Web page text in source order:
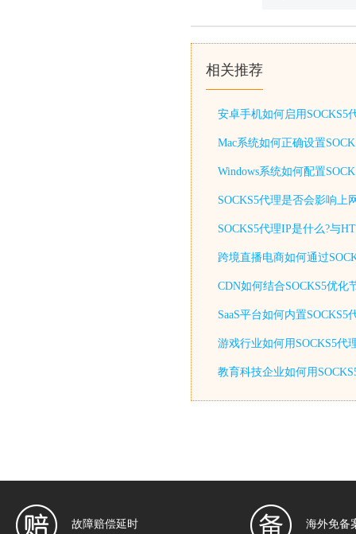
相关推荐
安卓手机如何启用SOCKS5
Mac系统如何正确设置
Windows系统如何配置
SOCKS5代理是否会影响上
SOCKS5代理IP是什么?与
跨境直播电商如何通过
CDN如何结合SOCKS5优
SaaS平台如何内置
游戏行业如何用SOCKS5代
教育科技企业如何用
故障赔偿延时 海外免备